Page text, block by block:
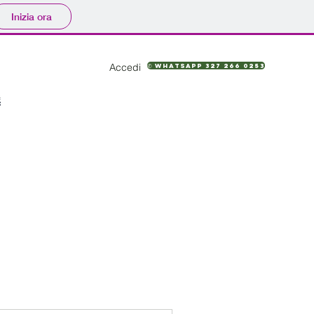
Inizia ora
Accedi ✆ WhatsApp 327 266 0253